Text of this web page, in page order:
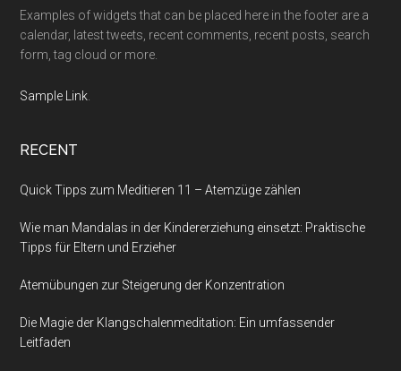
Examples of widgets that can be placed here in the footer are a
calendar, latest tweets, recent comments, recent posts, search
form, tag cloud or more.
Sample Link.
RECENT
Quick Tipps zum Meditieren 11 – Atemzüge zählen
Wie man Mandalas in der Kindererziehung einsetzt: Praktische
Tipps für Eltern und Erzieher
Atemübungen zur Steigerung der Konzentration
Die Magie der Klangschalenmeditation: Ein umfassender
Leitfaden